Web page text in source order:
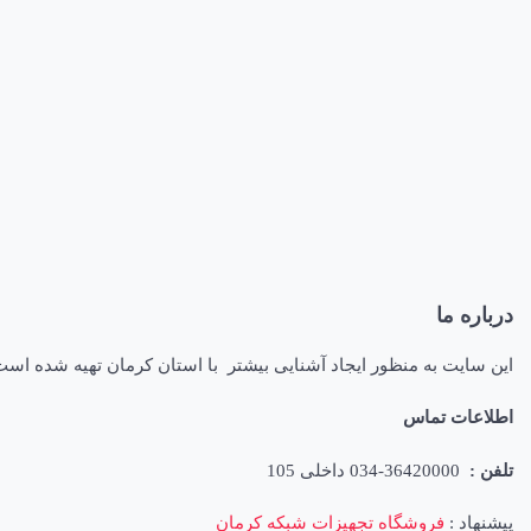
درباره ما
این سایت به منظور ایجاد آشنایی بیشتر با استان کرمان تهیه شده
اطلاعات تماس
تلفن :
پیشنهاد : فروشگاه تجهیزات شبکه کرمان